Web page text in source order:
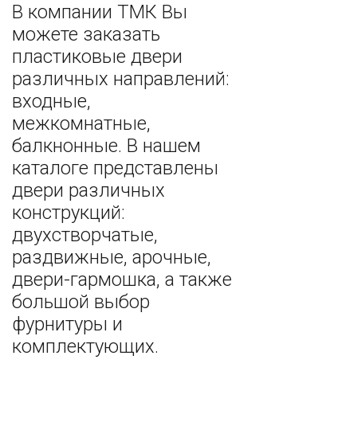
В компании ТМК Вы
можете заказать
пластиковые двери
различных направлений:
входные,
межкомнатные,
балкнонные. В нашем
каталоге представлены
двери различных
конструкций:
двухстворчатые,
раздвижные, арочные,
двери-гармошка, а также
большой выбор
фурнитуры и
комплектующих.